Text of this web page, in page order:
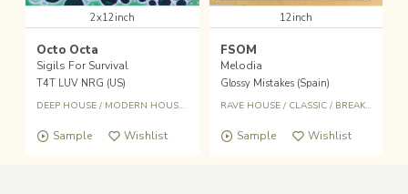
2x12inch
Octo Octa
Sigils For Survival
T4T LUV NRG (US)
DEEP HOUSE/ MODERN HOUSE / BREAKBEAT
Sample Wishlist
12inch
FSOM
Melodia
Glossy Mistakes (Spain)
RAVE HOUSE/ CLASSIC/ BREAKBEAT
Sample Wishlist